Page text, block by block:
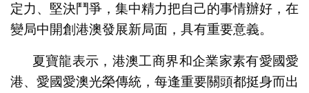
定力、堅決鬥爭，集中精力把自己的事情辦好，在
變局中開創港澳發展新局面，具有重要意義。
夏寶龍表示，港澳工商界和企業家素有愛國愛
港、愛國愛澳光榮傳統，每逢重要關頭都挺身而出